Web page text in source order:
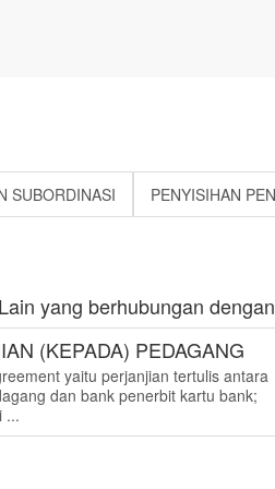
SUBORDINASI PENYISIHAN
yang berhubungan
(KEPADA) PEDAGANG
yaitu perjanjian tertulis antara
dan bank penerbit kartu bank;
...